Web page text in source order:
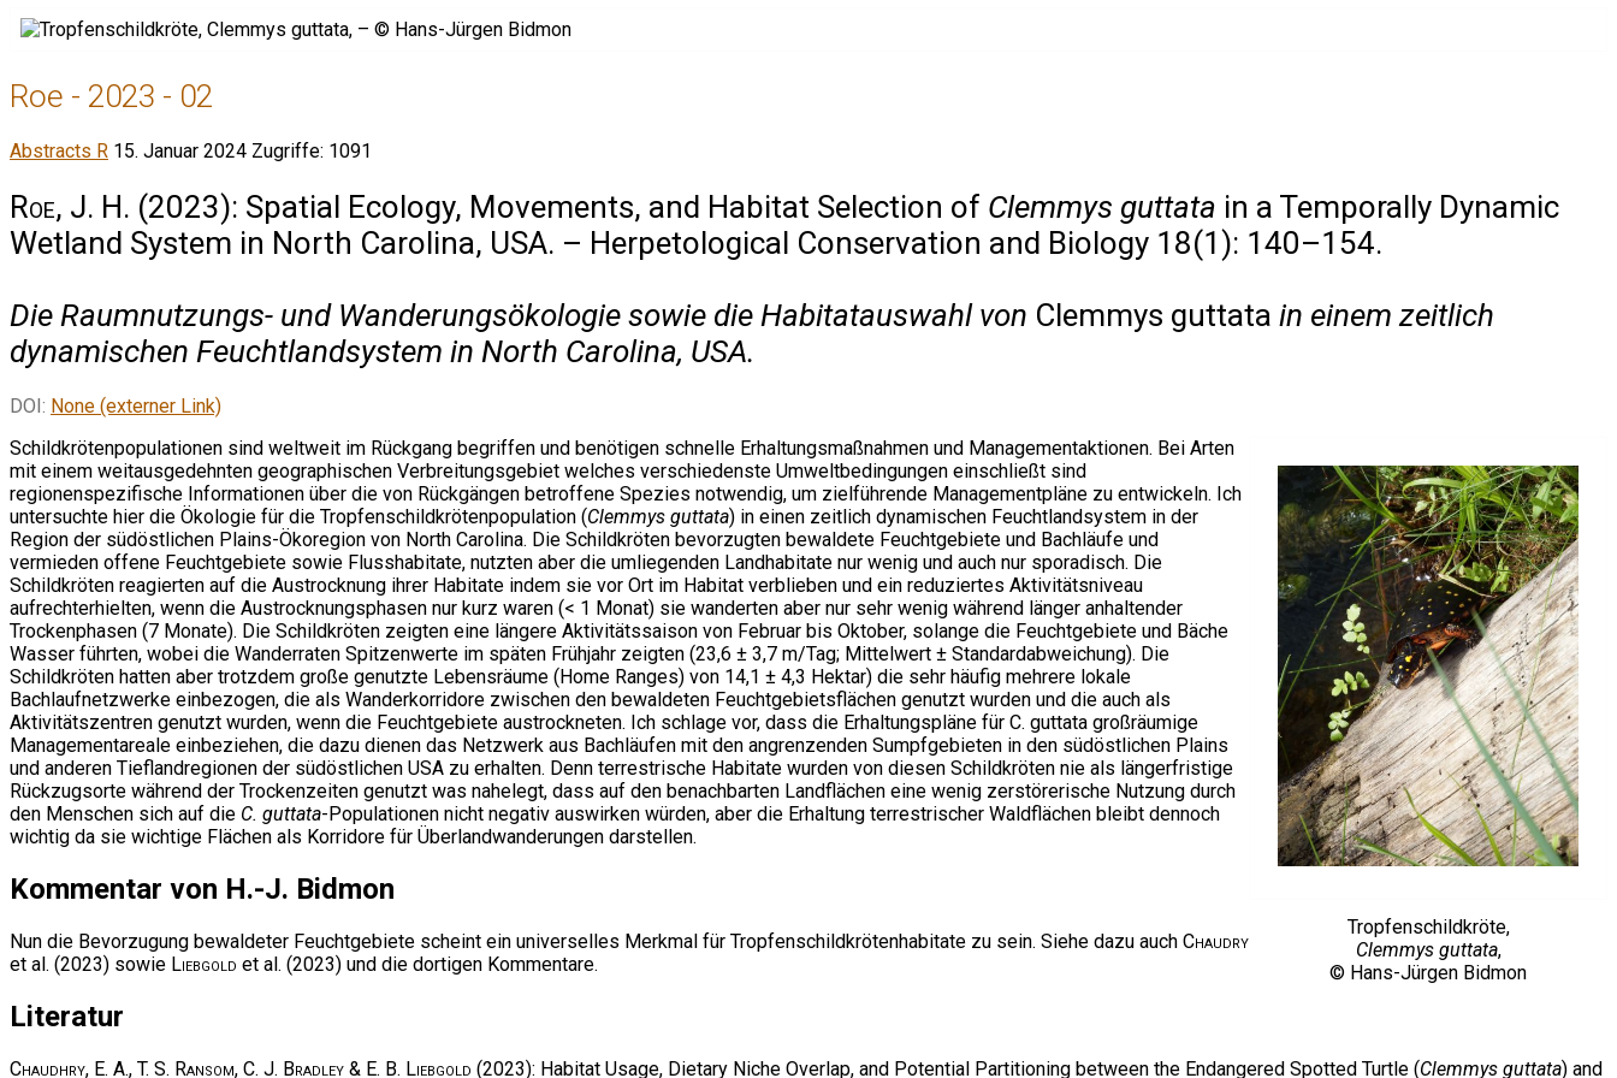
Roe - 2023 - 02
Abstracts R 15. Januar 2024 Zugriffe: 1091
Roe, J. H. (2023): Spatial Ecology, Movements, and Habitat Selection of Clemmys guttata in a Temporally Dynamic
Wetland System in North Carolina, USA. – Herpetological Conservation and Biology 18(1): 140–154.
Die Raumnutzungs- und Wanderungsökologie sowie die Habitatauswahl von Clemmys guttata in einem zeitlich
dynamischen Feuchtlandsystem in North Carolina, USA.
DOI: None (externer Link)
Tropfenschildkröte,
Clemmys guttata,
© Hans-Jürgen Bidmon
Schildkrötenpopulationen sind weltweit im Rückgang begriffen und benötigen schnelle Erhaltungsmaßnahmen und Managementaktionen. Bei Arten
mit einem weitausgedehnten geographischen Verbreitungsgebiet welches verschiedenste Umweltbedingungen einschließt sind
regionenspezifische Informationen über die von Rückgängen betroffene Spezies notwendig, um zielführende Managementpläne zu entwickeln. Ich
untersuchte hier die Ökologie für die Tropfenschildkrötenpopulation (Clemmys guttata) in einen zeitlich dynamischen Feuchtlandsystem in der
Region der südöstlichen Plains-Ökoregion von North Carolina. Die Schildkröten bevorzugten bewaldete Feuchtgebiete und Bachläufe und
vermieden offene Feuchtgebiete sowie Flusshabitate, nutzten aber die umliegenden Landhabitate nur wenig und auch nur sporadisch. Die
Schildkröten reagierten auf die Austrocknung ihrer Habitate indem sie vor Ort im Habitat verblieben und ein reduziertes Aktivitätsniveau
aufrechterhielten, wenn die Austrocknungsphasen nur kurz waren (< 1 Monat) sie wanderten aber nur sehr wenig während länger anhaltender
Trockenphasen (7 Monate). Die Schildkröten zeigten eine längere Aktivitätssaison von Februar bis Oktober, solange die Feuchtgebiete und Bäche
Wasser führten, wobei die Wanderraten Spitzenwerte im späten Frühjahr zeigten (23,6 ± 3,7 m/Tag; Mittelwert ± Standardabweichung). Die
Schildkröten hatten aber trotzdem große genutzte Lebensräume (Home Ranges) von 14,1 ± 4,3 Hektar) die sehr häufig mehrere lokale
Bachlaufnetzwerke einbezogen, die als Wanderkorridore zwischen den bewaldeten Feuchtgebietsflächen genutzt wurden und die auch als
Aktivitätszentren genutzt wurden, wenn die Feuchtgebiete austrockneten. Ich schlage vor, dass die Erhaltungspläne für C. guttata großräumige
Managementareale einbeziehen, die dazu dienen das Netzwerk aus Bachläufen mit den angrenzenden Sumpfgebieten in den südöstlichen Plains
und anderen Tieflandregionen der südöstlichen USA zu erhalten. Denn terrestrische Habitate wurden von diesen Schildkröten nie als längerfristige
Rückzugsorte während der Trockenzeiten genutzt was nahelegt, dass auf den benachbarten Landflächen eine wenig zerstörerische Nutzung durch
den Menschen sich auf die C. guttata-Populationen nicht negativ auswirken würden, aber die Erhaltung terrestrischer Waldflächen bleibt dennoch
wichtig da sie wichtige Flächen als Korridore für Überlandwanderungen darstellen.
Kommentar von H.-J. Bidmon
Nun die Bevorzugung bewaldeter Feuchtgebiete scheint ein universelles Merkmal für Tropfenschildkrötenhabitate zu sein. Siehe dazu auch Chaudry
et al. (2023) sowie Liebgold et al. (2023) und die dortigen Kommentare.
Literatur
Chaudhry, E. A., T. S. Ransom, C. J. Bradley & E. B. Liebgold (2023): Habitat Usage, Dietary Niche Overlap, and Potential Partitioning between the Endangered Spotted Turtle (Clemmys guttata) and